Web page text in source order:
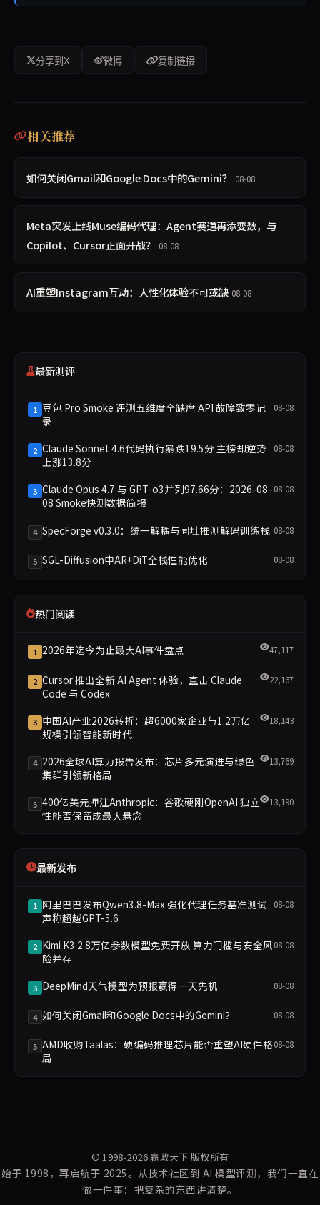
分享到X 微博 复制链接
相关推荐
如何关闭Gmail和Google Docs中的Gemini？ 08-08
Meta突发上线Muse编码代理：Agent赛道再添变数，与
Copilot、Cursor正面开战？
08-08
AI重塑Instagram互动：人性化体验不可或缺 08-08
最新测评
1 豆包 Pro Smoke 评测五维度全缺席 API 故障致零记
录
08-08
2 Claude Sonnet 4.6代码执行暴跌19.5分 主榜却逆势
上涨13.8分
08-08
3 Claude Opus 4.7 与 GPT-o3并列97.66分：2026-08-
08 Smoke快测数据简报
08-08
4 SpecForge v0.3.0：统一解耦与同址推测解码训练栈 08-08
5 SGL-Diffusion中AR+DiT全栈性能优化 08-08
热门阅读
1 2026年迄今为止最大AI事件盘点 47,117
2 Cursor 推出全新 AI Agent 体验，直击 Claude
Code 与 Codex
22,167
3 中国AI产业2026转折：超6000家企业与1.2万亿
规模引领智能新时代
18,143
4 2026全球AI算力报告发布：芯片多元演进与绿色
集群引领新格局
13,769
5 400亿美元押注Anthropic：谷歌硬刚OpenAI 独立
性能否保留成最大悬念
13,190
最新发布
1 阿里巴巴发布Qwen3.8-Max 强化代理任务基准测试
声称超越GPT-5.6
08-08
2 Kimi K3 2.8万亿参数模型免费开放 算力门槛与安全风
险并存
08-08
3 DeepMind天气模型为预报赢得一天先机 08-08
4 如何关闭Gmail和Google Docs中的Gemini？ 08-08
5 AMD收购Taalas：硬编码推理芯片能否重塑AI硬件格
局
08-08
© 1998-2026赢政天下 版权所有
始于 1998，再启航于 2025。从技术社区到 AI 模型评测，我们一直在
做一件事：把复杂的东西讲清楚。